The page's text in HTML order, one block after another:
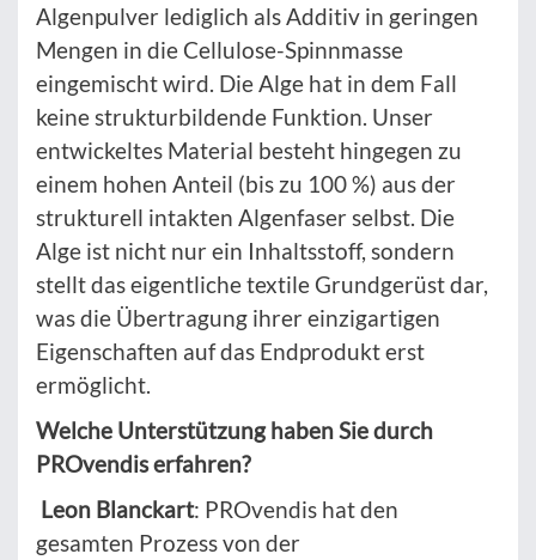
Algenpulver lediglich als Additiv in geringen
Mengen in die Cellulose-Spinnmasse
eingemischt wird. Die Alge hat in dem Fall
keine strukturbildende Funktion. Unser
entwickeltes Material besteht hingegen zu
einem hohen Anteil (bis zu 100 %) aus der
strukturell intakten Algenfaser selbst. Die
Alge ist nicht nur ein Inhaltsstoff, sondern
stellt das eigentliche textile Grundgerüst dar,
was die Übertragung ihrer einzigartigen
Eigenschaften auf das Endprodukt erst
ermöglicht.
Welche Unterstützung haben Sie durch
PROvendis erfahren?
Leon Blanckart: PROvendis hat den
gesamten Prozess von der